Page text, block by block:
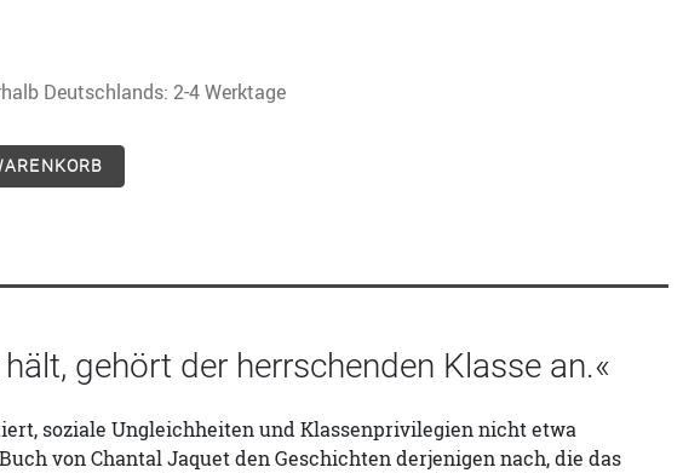
Deutschlands: 2-4 Werktage
gehört der herrschenden Klasse an.«
soziale Ungleichheiten und Klassenprivilegien nicht etwa
von Chantal Jaquet den Geschichten derjenigen nach, die das